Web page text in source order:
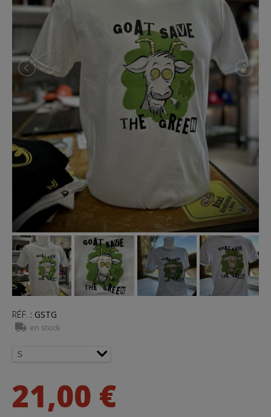
RÉF. : GSTG
en stock
21,00 €